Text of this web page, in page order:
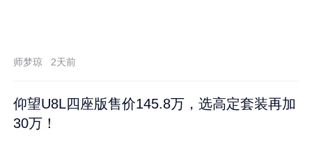
师梦琼 2天前
仰望U8L四座版售价145.8万，选高定套装再加
30万！